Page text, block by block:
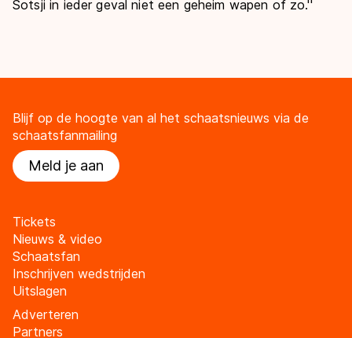
Sotsji in ieder geval niet een geheim wapen of zo.''
Blijf op de hoogte van al het schaatsnieuws via de
schaatsfanmailing
Meld je aan
Tickets
Nieuws & video
Schaatsfan
Inschrijven wedstrijden
Uitslagen
Adverteren
Partners